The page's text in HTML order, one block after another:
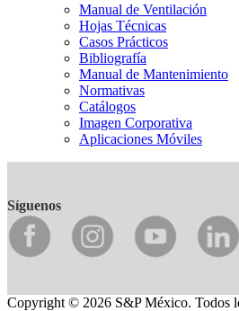
Manual de Ventilación
Hojas Técnicas
Casos Prácticos
Bibliografía
Manual de Mantenimiento
Normativas
Catálogos
Imagen Corporativa
Aplicaciones Móviles
Síguenos
Copyright © 2026 S&P México. Todos